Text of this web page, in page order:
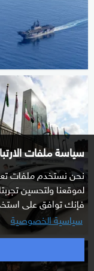
سياسة ملفات
نحن نستخدم ملفات
لموقعنا ولتحسين
فإنك توافق على
سياسية الخصوصية